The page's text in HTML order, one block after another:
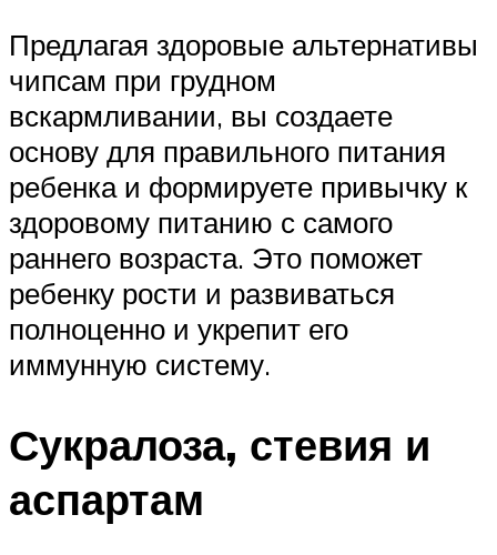
Предлагая здоровые альтернативы
чипсам при грудном
вскармливании, вы создаете
основу для правильного питания
ребенка и формируете привычку к
здоровому питанию с самого
раннего возраста. Это поможет
ребенку рости и развиваться
полноценно и укрепит его
иммунную систему.
Сукралоза, стевия и
аспартам